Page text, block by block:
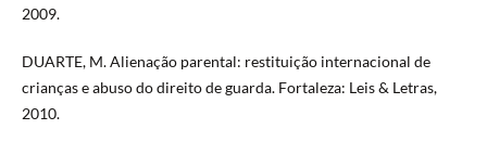
2009.
DUARTE, M. Alienação parental: restituição internacional de
crianças e abuso do direito de guarda. Fortaleza: Leis & Letras,
2010.